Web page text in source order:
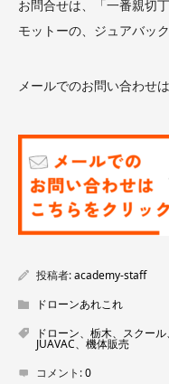
お問合せは、「一番親切
モットーの、ジュアバッ
メールでのお問い合わせ
投稿者:academy-staff
ドローンあれこれ
ドローン、栃木、スクー
JUAVAC、機体販売
コメント:0